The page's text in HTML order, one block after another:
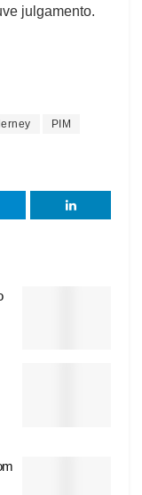
julgamento.
PIM